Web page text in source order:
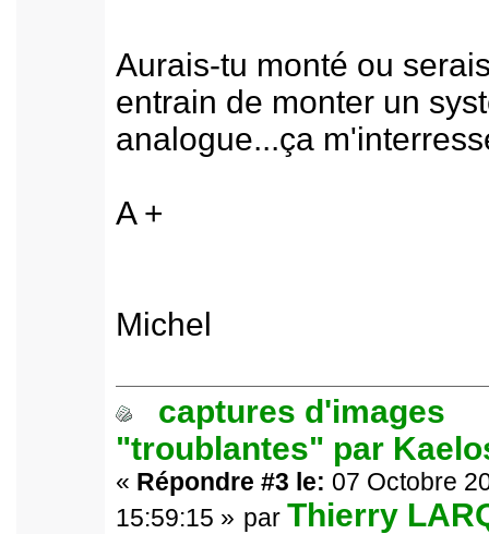
Aurais-tu monté ou
entrain de monter un
analogue...ça
A +
Michel
captures d'images
"troublantes" par
« Répondre #3 le: 07 Octobre
15:59:15 » par Thierry